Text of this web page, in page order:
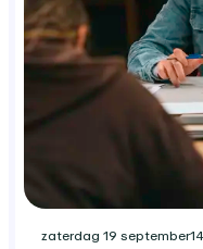
zaterdag 19 september